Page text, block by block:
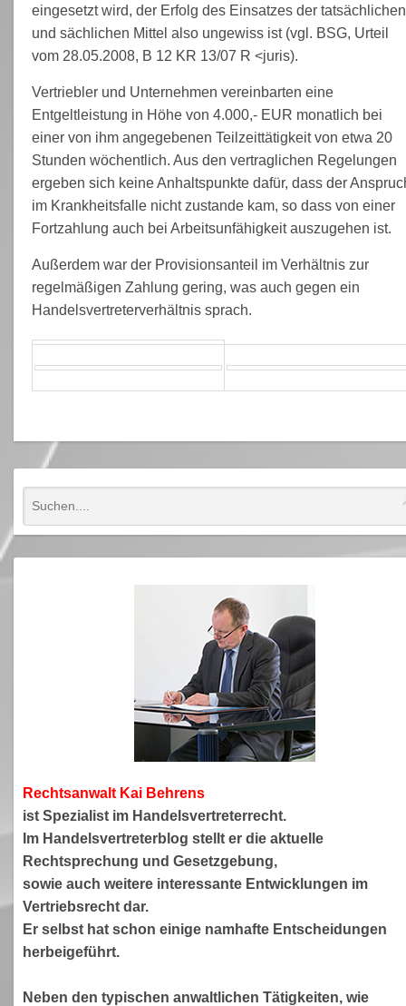
eingesetzt wird, der Erfolg des Einsatzes der tatsächlichen
und sächlichen Mittel also ungewiss ist (vgl. BSG, Urteil
vom 28.05.2008, B 12 KR 13/07 R <juris).
Vertriebler und Unternehmen vereinbarten eine
Entgeltleistung in Höhe von 4.000,- EUR monatlich bei
einer von ihm angegebenen Teilzeittätigkeit von etwa 20
Stunden wöchentlich. Aus den vertraglichen Regelungen
ergeben sich keine Anhaltspunkte dafür, dass der
im Krankheitsfalle nicht zustande kam, so dass von einer
Fortzahlung auch bei Arbeitsunfähigkeit auszugehen ist.
Außerdem war der Provisionsanteil im Verhältnis zur
regelmäßigen Zahlung gering, was auch gegen ein
Handelsvertreterverhältnis sprach.
Rechtsanwalt Kai Behrens
ist Spezialist im Handelsvertreterrecht.
Im Handelsvertreterblog stellt er die aktuelle
Rechtsprechung und Gesetzgebung,
sowie auch weitere interessante Entwicklungen im
Vertriebsrecht dar.
Er selbst hat schon einige namhafte Entscheidungen
herbeigeführt.
Neben den typischen anwaltlichen Tätigkeiten, wie